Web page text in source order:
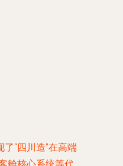
“四川造”在高端